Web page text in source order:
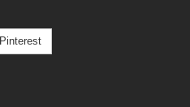
Pinterest